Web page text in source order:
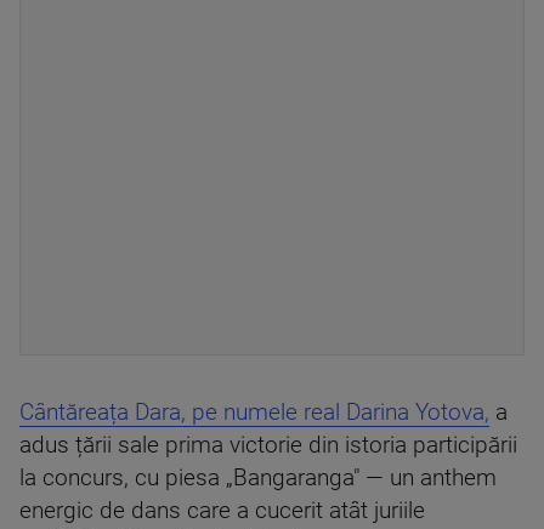
Cântăreața Dara, pe numele real Darina Yotova, a
adus țării sale prima victorie din istoria participării
la concurs, cu piesa „Bangaranga" — un anthem
energic de dans care a cucerit atât juriile